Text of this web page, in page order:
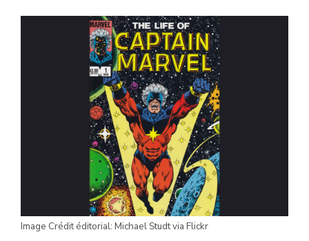
Image Crédit éditorial: Michael Studt via Flickr